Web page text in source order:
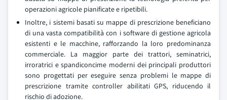
operazioni agricole pianificate e ripetibili.
Inoltre, i sistemi basati su mappe di prescrizione beneficiano
di una vasta compatibilità con i software di gestione agricola
esistenti e le macchine, rafforzando la loro predominanza
commerciale. La maggior parte dei trattori, seminatrici,
irroratrici e spandiconcime moderni dei principali produttori
sono progettati per eseguire senza problemi le mappe di
prescrizione tramite controller abilitati GPS, riducendo il
rischio di adozione.